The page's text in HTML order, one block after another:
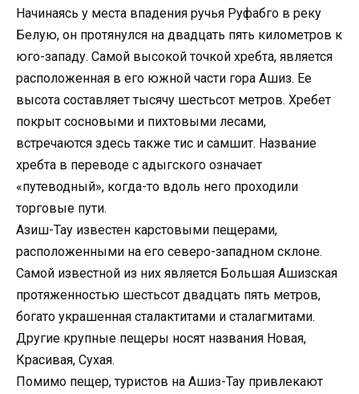
Начинаясь у места впадения ручья Руфабго в реку
Белую, он протянулся на двадцать пять километров к
юго-западу. Самой высокой точкой хребта, является
расположенная в его южной части гора Ашиз. Ее
высота составляет тысячу шестьсот метров. Хребет
покрыт сосновыми и пихтовыми лесами,
встречаются здесь также тис и самшит. Название
хребта в переводе с адыгского означает
«путеводный», когда-то вдоль него проходили
торговые пути.
Азиш-Тау известен карстовыми пещерами,
расположенными на его северо-западном склоне.
Самой известной из них является Большая Ашизская
протяженностью шестьсот двадцать пять метров,
богато украшенная сталактитами и сталагмитами.
Другие крупные пещеры носят названия Новая,
Красивая, Сухая.
Помимо пещер, туристов на Ашиз-Тау привлекают